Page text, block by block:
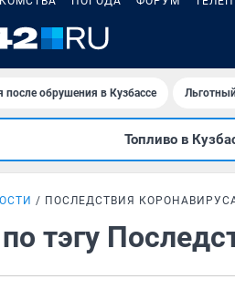
после обрушения в Кузбассе
Топливо в
ПОСЛЕДСТВИЯ
тэгу